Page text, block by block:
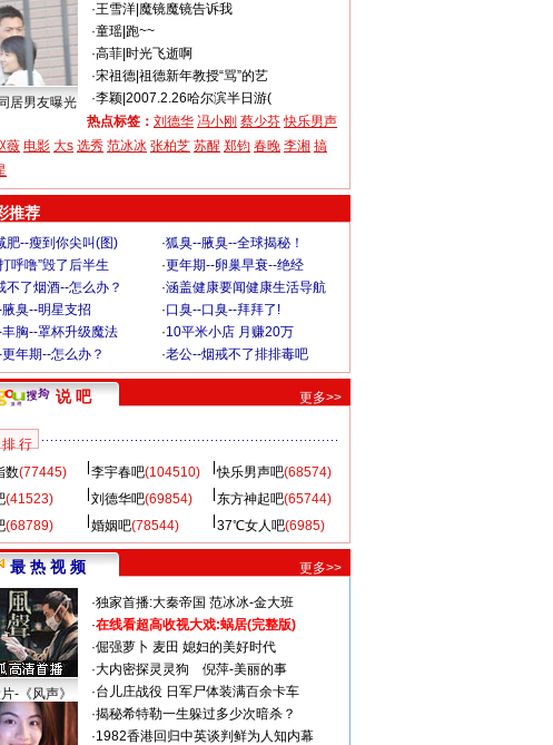
居男友曝光
·王雪洋| 魔镜魔镜告诉我
·童瑶| 跑~~
·高菲| 时光飞逝啊
·宋祖德| 祖德新年教授“骂”的艺
·李颖| 2007.2.26哈尔滨半日游(
热点标签： 刘德华 冯小刚 蔡少芬 快乐男声
薇 电影 大s 选秀 范冰冰 张柏芝 苏醒 郑钧 春晚 李湘 搞
推荐
肥--瘦到你尖叫(图) ·狐臭--腋臭--全球揭秘！
呼噜”毁了后半生 ·更年期--卵巢早衰--绝经
不了烟酒--怎么办？ ·涵盖健康要闻健康生活导航
臭--明星支招 ·口臭--口臭--拜拜了!
丰胸--罩杯升级魔法 ·10平米小店 月赚20万
年期--怎么办？ ·老公--烟戒不了排排毒吧
说 吧 更多>>
行
数(77445) 李宇春吧(104510) 快乐男声吧(68574)
(41523) 刘德华吧(69854) 东方神起吧(65744)
(68789) 婚姻吧(78544) 37℃女人吧(6985)
最 热 视 频 更多>>
-《风声》
·独家首播:大秦帝国 范冰冰-金大班
·在线看超高收视大戏:蜗居(完整版)
·倔强萝卜 麦田 媳妇的美好时代
·大内密探灵灵狗
倪萍-美丽的事
·台儿庄战役 日军尸体装满百余卡车
·揭秘希特勒一生躲过多少次暗杀？
·1982香港回归中英谈判鲜为人知内幕